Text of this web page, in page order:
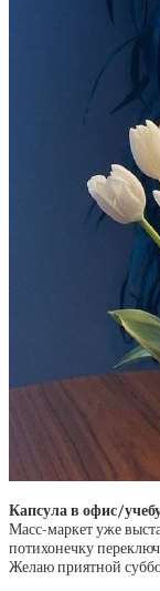
Капсула в офис/
Масс-маркет уже
потихонечку
Желаю приятной